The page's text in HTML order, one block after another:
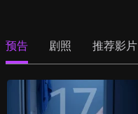
预告 剧照 推荐影片